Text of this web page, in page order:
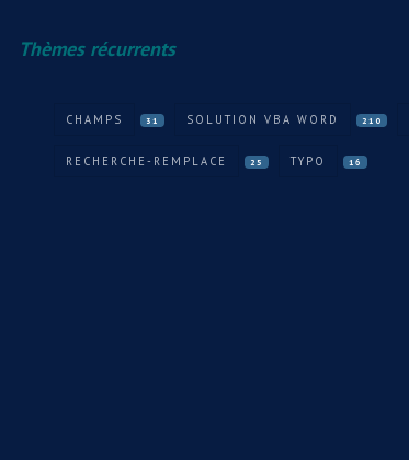
Thèmes récurrents
CHAMPS 31 SOLUTION VBA WORD 210
RECHERCHE-REMPLACE 25 TYPO 16